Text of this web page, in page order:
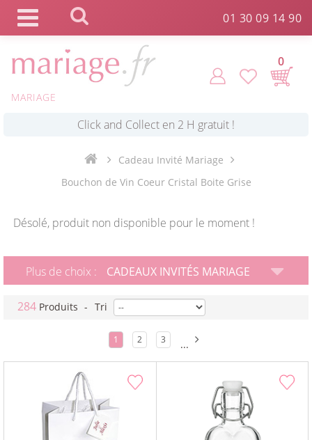
01 30 09 14 90
MARIAGE
0
Cadeau Invité Mariage
Bouchon de Vin Coeur Cristal Boite Grise
Désolé, produit non disponible pour le moment !
Plus de choix : CADEAUX INVITÉS MARIAGE
284 Produits - Tri
1 2 3 ...
Panneau de gestion des cookies